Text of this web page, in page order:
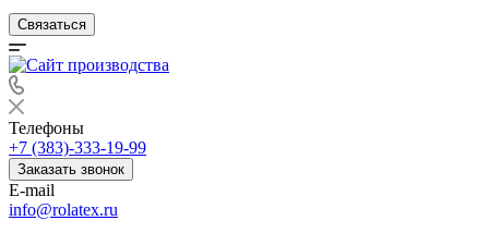
Связаться
Телефоны
+7 (383)-333-19-99
Заказать звонок
E-mail
info@rolatex.ru